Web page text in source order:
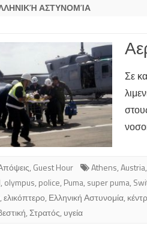
ΑΣΤΥΝΟΜΊΑ
Σε
, Guest Hour Athens,Austria,
, olympus, police, Puma, super puma,
,ελικόπτερο, Ελληνική Αστυνομία,
,Στρατός, υγεία